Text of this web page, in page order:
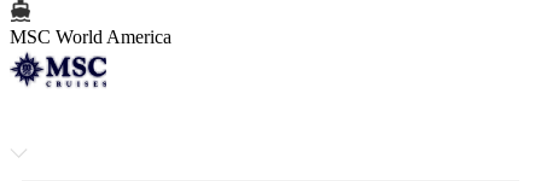
MSC World America